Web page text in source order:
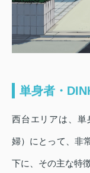
単身者・
西台エリアは、単
婦）にとって、非
下に、その主な特